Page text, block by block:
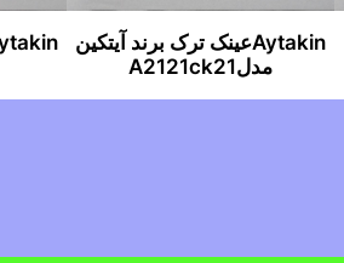
Aytakinعینک ترک برند آیتکین
مدلA2121ck21